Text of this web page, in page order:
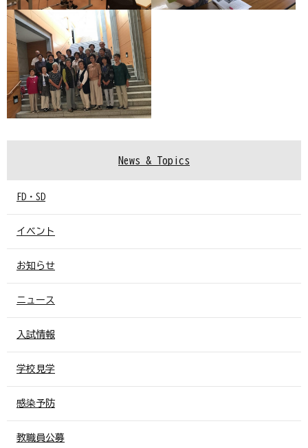
News & Topics
FD・SD
イベント
お知らせ
ニュース
入試情報
学校見学
感染予防
教職員公募